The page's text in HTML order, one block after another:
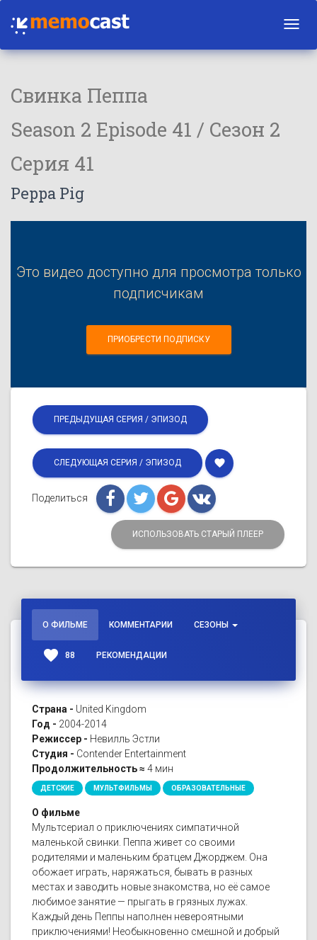
Свинка Пеппа
Season 2 Episode 41 / Сезон 2
Серия 41
Peppa Pig
Это видео доступно для просмотра только
подписчикам
ПРИОБРЕСТИ ПОДПИСКУ
ПРЕДЫДУЩАЯ СЕРИЯ / ЭПИЗОД
СЛЕДУЮЩАЯ СЕРИЯ / ЭПИЗОД favorite
Поделиться
ИСПОЛЬЗОВАТЬ СТАРЫЙ ПЛЕЕР
О ФИЛЬМЕ КОММЕНТАРИИ СЕЗОНЫ
favorite 88 РЕКОМЕНДАЦИИ
Страна - United Kingdom
Год - 2004-2014
Режиссер - Невилль Эстли
Студия - Contender Entertainment
Продолжительность ≈ 4 мин
ДЕТСКИЕ МУЛЬТФИЛЬМЫ ОБРАЗОВАТЕЛЬНЫЕ
О фильме
Мультсериал о приключениях симпатичной
маленькой свинки. Пеппа живет со своими
родителями и маленьким братцем Джорджем. Она
обожает играть, наряжаться, бывать в разных
местах и заводить новые знакомства, но её самое
любимое занятие — прыгать в грязных лужах.
Каждый день Пеппы наполнен невероятными
приключениями! Необыкновенно смешной и добрый